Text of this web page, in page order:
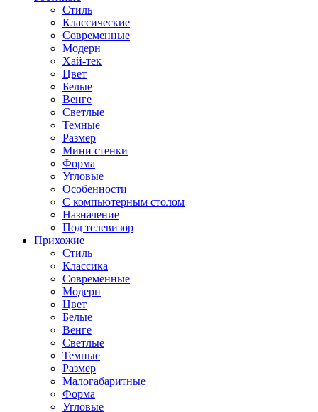
Стиль
Классические
Современные
Модерн
Хай-тек
Цвет
Белые
Венге
Светлые
Темные
Размер
Мини стенки
Форма
Угловые
Особенности
С компьютерным столом
Назначение
Под телевизор
Прихожие
Стиль
Классика
Современные
Модерн
Цвет
Белые
Венге
Светлые
Темные
Размер
Малогабаритные
Форма
Угловые